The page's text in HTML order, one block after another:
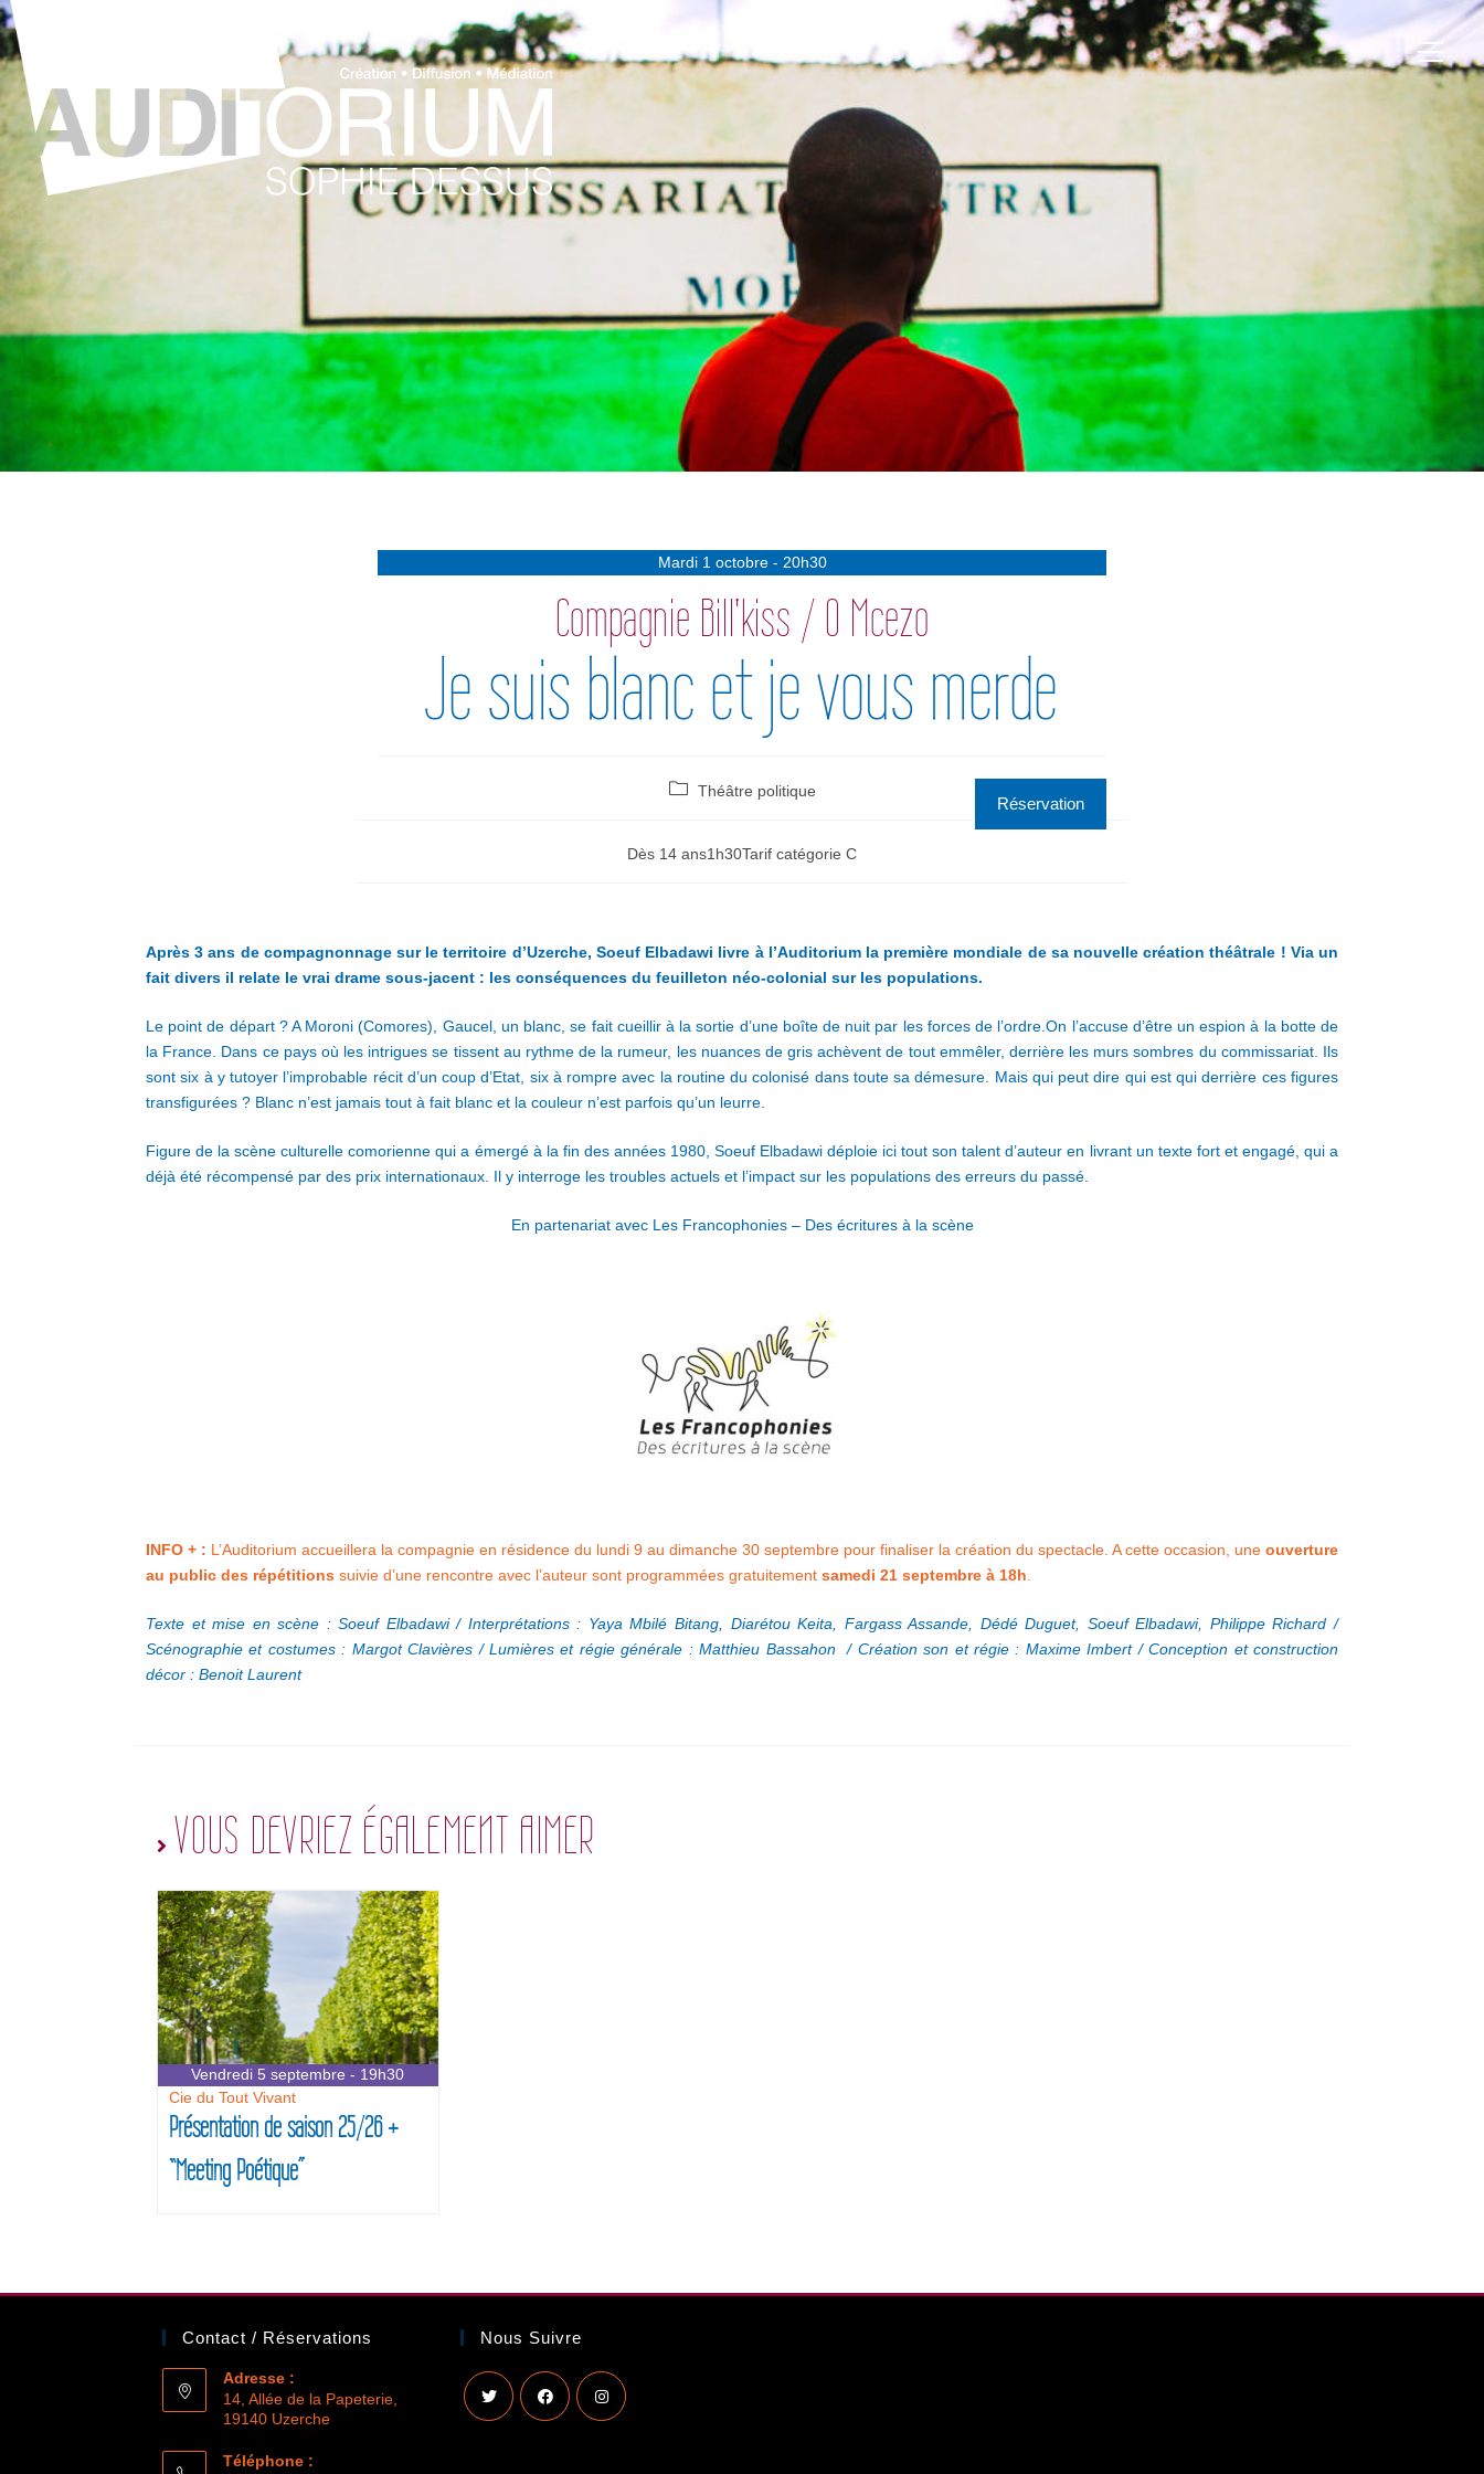
Mardi 1 octobre - 20h30
Compagnie Bill'kiss / O Mcezo
Je suis blanc et je vous merde
Théâtre politique
Dès 14 ans1h30Tarif catégorie C
Réservation
Après 3 ans de compagnonnage sur le territoire d’Uzerche, Soeuf Elbadawi livre à l’Auditorium la première mondiale de sa nouvelle création théâtrale ! Via un
fait divers il relate le vrai drame sous-jacent : les conséquences du feuilleton néo-colonial sur les populations.
Le point de départ ? A Moroni (Comores), Gaucel, un blanc, se fait cueillir à la sortie d’une boîte de nuit par les forces de l’ordre.On l’accuse d’être un espion à la botte de
la France. Dans ce pays où les intrigues se tissent au rythme de la rumeur, les nuances de gris achèvent de tout emmêler, derrière les murs sombres du commissariat. Ils
sont six à y tutoyer l’improbable récit d’un coup d’Etat, six à rompre avec la routine du colonisé dans toute sa démesure. Mais qui peut dire qui est qui derrière ces figures
transfigurées ? Blanc n’est jamais tout à fait blanc et la couleur n’est parfois qu’un leurre.
Figure de la scène culturelle comorienne qui a émergé à la fin des années 1980, Soeuf Elbadawi déploie ici tout son talent d’auteur en livrant un texte fort et engagé, qui a
déjà été récompensé par des prix internationaux. Il y interroge les troubles actuels et l’impact sur les populations des erreurs du passé.
En partenariat avec LesFrancophonies – Des écritures à la scène
INFO + : L’Auditorium accueillera la compagnie en résidence du lundi 9 au dimanche 30 septembre pour finaliser la création du spectacle. A cette occasion, une ouverture
au public des répétitions suivie d’une rencontre avec l’auteur sont programmées gratuitement samedi 21 septembre à 18h
Texte et mise en scène : Soeuf Elbadawi / Interprétations : Yaya Mbilé Bitang, Diarétou Keita, Fargass Assande, Dédé Duguet, Soeuf Elbadawi, Philippe Richard /
Scénographie et costumes : Margot Clavières / Lumières et régie générale : Matthieu Bassahon
/ Création son et régie : Maxime Imbert / Conception et construction
décor : Benoit Laurent
VOUS DEVRIEZ ÉGALEMENT AIMER
Vendredi 5 septembre - 19h30
Cie du Tout Vivant
Présentation de saison 25/26 +
“Meeting Poétique”
Contact / Réservations
Adresse :
14, Allée de la Papeterie,
19140 Uzerche
Téléphone :
Nous Suivre